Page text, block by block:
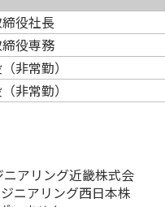
役社長
役専務
非常勤）
非常勤）
アリング近畿株式会
ニアリング西日本株